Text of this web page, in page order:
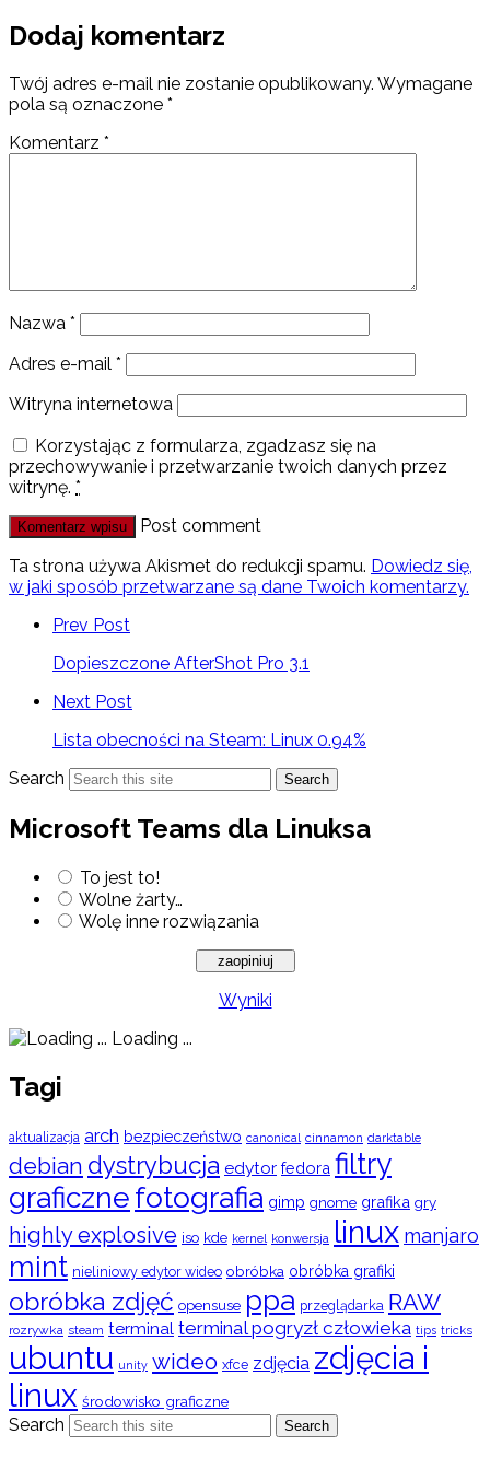
Dodaj komentarz
Twój adres e-mail nie zostanie opublikowany. Wymagane
pola są oznaczone *
Komentarz *
Nazwa *
Adres e-mail *
Witryna internetowa
Korzystając z formularza, zgadzasz się na
przechowywanie i przetwarzanie twoich danych przez
witrynę. *
Post comment
Ta strona używa Akismet do redukcji spamu. Dowiedz się,
w jaki sposób przetwarzane są dane Twoich komentarzy.
Prev Post
Dopieszczone AfterShot Pro 3.1
Next Post
Lista obecności na Steam: Linux 0.94%
Search
Search
Microsoft Teams dla Linuksa
To jest to!
Wolne żarty…
Wolę inne rozwiązania
Wyniki
Loading ...
Tagi
aktualizacja arch bezpieczeństwo canonical cinnamon darktable
debian dystrybucja edytor fedora filtry
graficznefotografia gimp gnome grafika gry
highly explosive iso kde kernel konwersja linux manjaro
mint nieliniowy edytor wideo obróbka obróbka grafiki
obróbka zdjęć opensuse ppa przeglądarka RAW
rozrywka steam terminal terminal pogryzł człowieka tips tricks
ubuntu unity wideo xfce zdjęcia zdjęcia i
linux środowisko graficzne
Search Search